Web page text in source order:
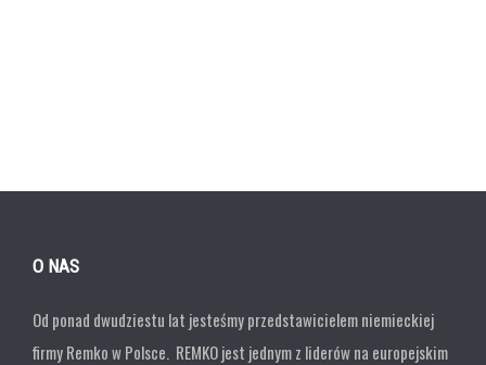
O NAS
Od ponad dwudziestu lat jesteśmy przedstawicielem niemieckiej
firmy Remko w Polsce. REMKO jest jednym z liderów na europejskim